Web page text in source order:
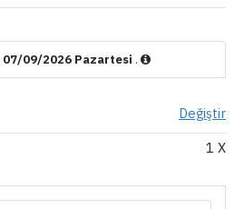
07/09/2026 Pazartesi .
Değiştir
1 X